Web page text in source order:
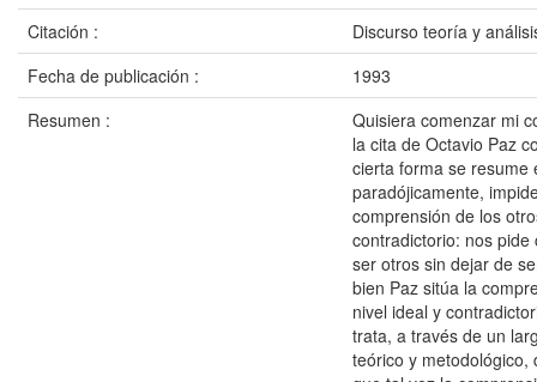
Citación :
Discurso teoría y
Fecha de publicación :
1993
Resumen :
Quisiera comenzar mi
la cita de Octavio Paz
cierta forma se resume
paradójicamente,
comprensión de los
contradictorio: nos pide
ser otros sin dejar de
bien Paz sitúa la
nivel ideal y
trata, a través de un
teórico y metodológico,